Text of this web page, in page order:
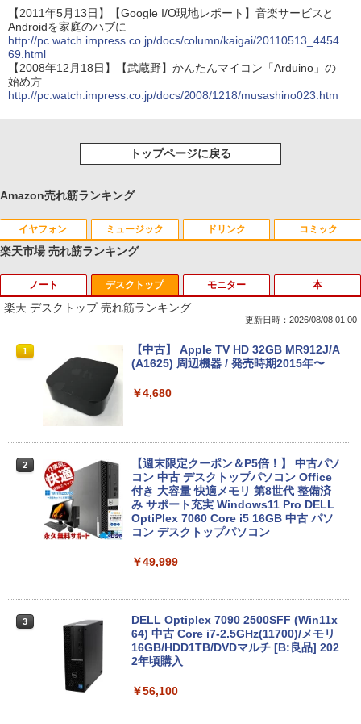
【2011年5月13日】【Google I/O現地レポート】音楽サービスと
Androidを家庭のハブに
http://pc.watch.impress.co.jp/docs/column/kaigai/20110513_4454
69.html
【2008年12月18日】【武蔵野】かんたんマイコン「Arduino」の
始め方
http://pc.watch.impress.co.jp/docs/2008/1218/musashino023.htm
トップページに戻る
Amazon売れ筋ランキング
イヤフォン
Anker Soundcore P40i オフホワイト
￥7,990
Anker Soundcore P31i ホワイト
Anker Soundcore Liberty 5 ミッドナイトブ
ラック
￥14,990
軽量 ブルートゥースHi-Fi 最大36時間再生 ぶ
るーとゅーす コードレス ENCノイズキャン
セリング 自動ペアリング Type-C充電 マイク
付き 防水 タッチ式音量調整 スポーツ/通勤/通
ミュージック
BRUCE WAYNE feat. Flo Milli, ATL Jacob
[Explicit]
BRUCE WAYNE feat. Flo Milli, ATL Jacob
[Explicit]
On My Road (Stadium ver.)
￥250
￥250
BUGS LIFE
ドリンク
【Amazon.co.jp限定】 い・ろ・は・す 2L P
ET ラベルレス ×8本
by Amazon 天然水 ラベルレス 500ml ×24本
富士山の天然水 バナジウム含有 水 ミネラル
ットル (Smart Basic)
￥1,380
by Amazon 天然水ラベルレス 2L×9本
￥1,117
強炭酸水 ペットボトル 500ミリリットル (Sm
art Basic)
￥1,625
コミック
薬屋のひとりごと 17巻 (デジタル版ビッグガ
ンガンコミックス)
異世界居酒屋「のぶ」(22) (角川コミックス・
エース)
ONE PIECE モノクロ版 115 (ジャンプコミッ
クスDIGITAL)
￥594
￥572
スーパーの裏でヤニ吸うふたり 9巻 (デジタル
楽天市場 売れ筋ランキング
ノート
1
【期間限定 キャンペン】中古ノートパソ
コン Windows11 Office搭載 軽量 13.3
Intel Celeron 第4世代CPU メモリ4GB S
￥7,980
中古ノートパソコン・ windows11 offic
e付・整備済み品・富士通 ARROWS Tab
ットPC (Atom / 4GB / 128GB / Window
￥9,800
in11搭載 パソコンノートパソコンoffice
デスクトップ
楽天 デスクトップ 売れ筋ランキング
更新日時：2026/08/08 01:00
1
【中古】 Apple TV HD 32GB MR912J/A
(A1625) 周辺機器 / 発売時期2015年〜
￥4,680
2
【週末限定クーポン＆P5倍！】 中古パソ
コン 中古 デスクトップパソコン Office
付き 大容量 快適メモリ 第8世代 整備済
み サポート充実 Windows11 Pro DELL
OptiPlex 7060 Core i5 16GB 中古 パソ
コン デスクトップパソコン
￥49,999
3
DELL Optiplex 7090 2500SFF (Win11x
64) 中古 Core i7-2.5GHz(11700)/メモリ
16GB/HDD1TB/DVDマルチ [B:良品] 202
2年頃購入
￥56,100
モニター 本